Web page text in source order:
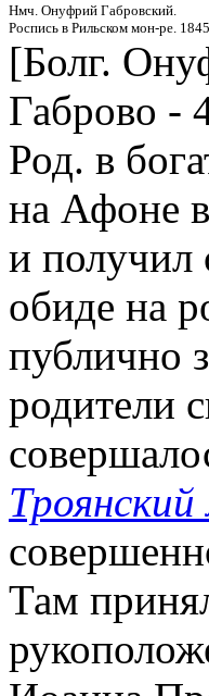
Нмч. Онуфрий Габровский.
Роспись в Рильском мон-ре. 1845
[Болг.
Габрово -
Род. в
на Афоне
и получил
обиде на
публично
родители
Там